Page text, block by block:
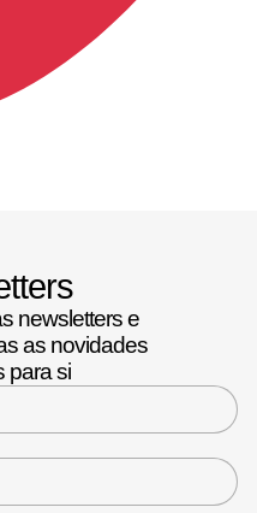
newsletters e
as novidades
para si